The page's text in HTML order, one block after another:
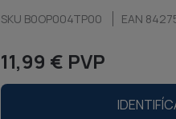
SKU B0OP004TP00 EAN
11,99 € PVP